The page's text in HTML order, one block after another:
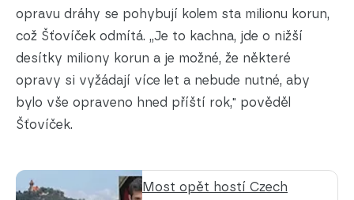
opravu dráhy se pohybují kolem sta milionu korun,
což Šťovíček odmítá. „Je to kachna, jde o nižší
desítky miliony korun a je možné, že některé
opravy si vyžádají více let a nebude nutné, aby
bylo vše opraveno hned příští rok," pověděl
Šťovíček.
Most opět hostí Czech